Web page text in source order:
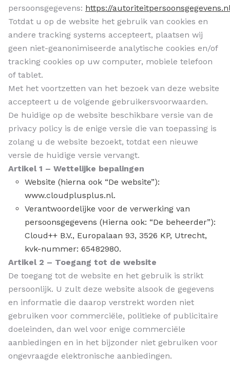
persoonsgegevens: https://
Totdat u op de website het gebruik van cookies en
andere tracking systems accepteert, plaatsen wij
geen niet-geanonimiseerde analytische cookies en/of
tracking cookies op uw computer, mobiele telefoon
of tablet.
Met het voortzetten van het bezoek van deze website
accepteert u de volgende gebruikersvoorwaarden.
De huidige op de website beschikbare versie van de
privacy policy is de enige versie die van toepassing is
zolang u de website bezoekt, totdat een nieuwe
versie de huidige versie vervangt.
Artikel 1 – Wettelijke bepalingen
Website (hierna ook “De website”):
www.cloudplusplus.nl.
Verantwoordelijke voor de verwerking van
persoonsgegevens (Hierna ook: “De beheerder”):
Cloud++ B.V., Europalaan 93, 3526 KP, Utrecht,
kvk-nummer: 65482980.
Artikel 2 – Toegang tot de website
De toegang tot de website en het gebruik is strikt
persoonlijk. U zult deze website alsook de gegevens
en informatie die daarop verstrekt worden niet
gebruiken voor commerciële, politieke of publicitaire
doeleinden, dan wel voor enige commerciële
aanbiedingen en in het bijzonder niet gebruiken voor
ongevraagde elektronische aanbiedingen.